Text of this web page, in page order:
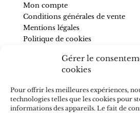
Gérer le
cookies
Pour offrir les meilleures expériences,
technologies telles que les cookies pour
informations des appareils. Le fait de
Mon compte
Conditions générales de vente
Mentions légales
Politique de cookies
SUIVEZ-NOUS
conseils, abonnez-vous à la